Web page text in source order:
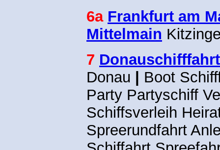
6a Frankfurt am
Mittelmain
7 Donauschifffahrt
Donau
Boot
Party Partyschiff
Schiffsverleih
Spreerundfahrt